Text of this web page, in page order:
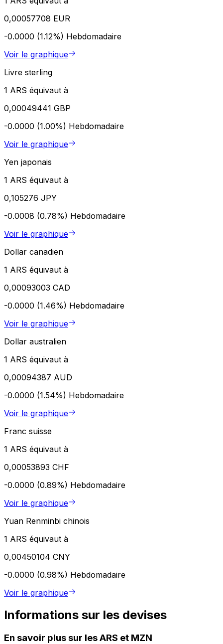
0,00057708 EUR
-0.0000 (1.12%) Hebdomadaire
Voir le graphique
Livre sterling
1 ARS équivaut à
0,00049441 GBP
-0.0000 (1.00%) Hebdomadaire
Voir le graphique
Yen japonais
1 ARS équivaut à
0,105276 JPY
-0.0008 (0.78%) Hebdomadaire
Voir le graphique
Dollar canadien
1 ARS équivaut à
0,00093003 CAD
-0.0000 (1.46%) Hebdomadaire
Voir le graphique
Dollar australien
1 ARS équivaut à
0,00094387 AUD
-0.0000 (1.54%) Hebdomadaire
Voir le graphique
Franc suisse
1 ARS équivaut à
0,00053893 CHF
-0.0000 (0.89%) Hebdomadaire
Voir le graphique
Yuan Renminbi chinois
1 ARS équivaut à
0,00450104 CNY
-0.0000 (0.98%) Hebdomadaire
Voir le graphique
Informations sur les devises
En savoir plus sur les ARS et MZN